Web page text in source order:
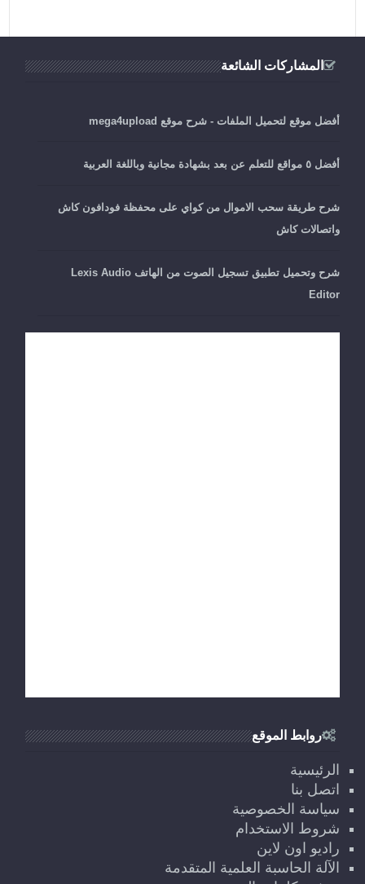
المشاركات الشائعة
أفضل موقع لتحميل الملفات - شرح موقع mega4upload
أفضل ٥ مواقع للتعلم عن بعد بشهادة مجانية وباللغة العربية
شرح طريقة سحب الاموال من كواي على محفظة فودافون كاش
واتصالات كاش
شرح وتحميل تطبيق تسجيل الصوت من الهاتف Lexis Audio
Editor
روابط الموقع
الرئيسية
اتصل بنا
سياسة الخصوصية
شروط الاستخدام
راديو اون لاين
الآلة الحاسبة العلمية المتقدمة